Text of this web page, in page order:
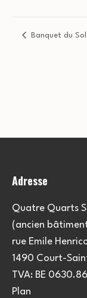
Banquet du
Adresse
Quatre Quarts
(ancien
rue Emile
1490 Court-
TVA: BE
Plan